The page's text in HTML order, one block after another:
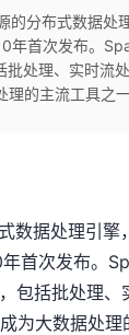
的分布式数据
年首次发布。
处理、实时流
理的主流工具之
数据处理引
首次发布。
包括批处理
为大数据处理